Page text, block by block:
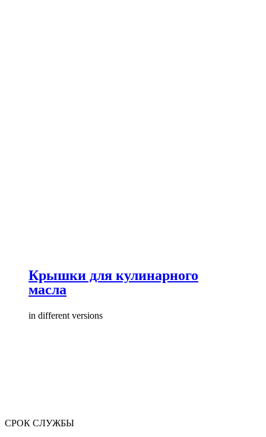
Крышки для кулинарного
масла
in different versions
СРОК СЛУЖБЫ